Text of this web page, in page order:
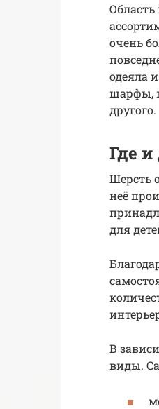
очень
одеяла
шарфы,
другого.
Где
Шерсть
неё
для
В
виды.